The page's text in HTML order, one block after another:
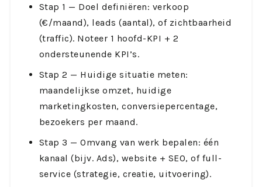
Stap 1 — Doel definiëren: verkoop
(€/maand), leads (aantal), of zichtbaarheid
(traffic). Noteer 1 hoofd-KPI + 2
ondersteunende KPI’s.
Stap 2 — Huidige situatie meten:
maandelijkse omzet, huidige
marketingkosten, conversiepercentage,
bezoekers per maand.
Stap 3 — Omvang van werk bepalen: één
kanaal (bijv. Ads), website + SEO, of full-
service (strategie, creatie, uitvoering).